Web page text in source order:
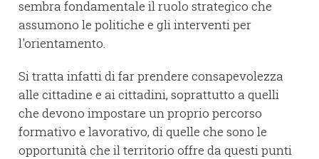
sembra fondamentale il ruolo strategico che
assumono le politiche e gli interventi per
l'orientamento.
Si tratta infatti di far prendere consapevolezza
alle cittadine e ai cittadini, soprattutto a quelli
che devono impostare un proprio percorso
formativo e lavorativo, di quelle che sono le
opportunità che il territorio offre da questi punti